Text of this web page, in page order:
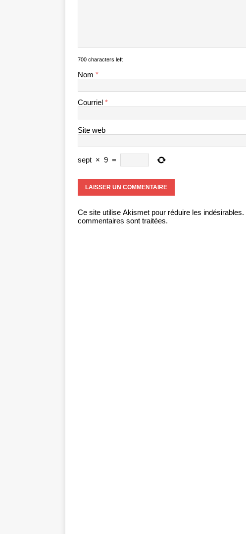
700 characters left
Nom *
Courriel *
Site web
sept × 9 =
Ce site utilise Akismet pour réduire les indésirables.
commentaires sont traitées.